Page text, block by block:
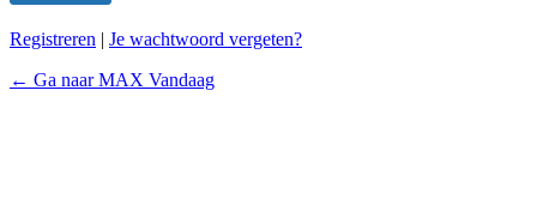
Registreren | Je wachtwoord vergeten?
← Ga naar MAX Vandaag